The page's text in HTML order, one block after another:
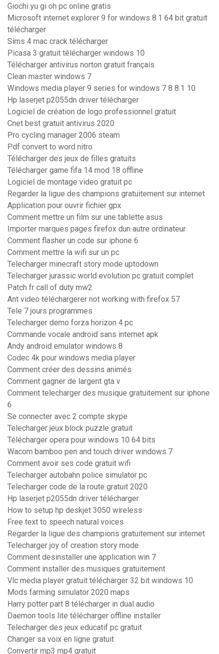
Giochi yu gi oh pc online gratis
Microsoft internet explorer 9 for windows 8.1 64 bit gratuit
télécharger
Sims 4 mac crack télécharger
Picasa 3 gratuit télécharger windows 10
Télécharger antivirus norton gratuit français
Clean master windows 7
Windows media player 9 series for windows 7 8 8.1 10
Hp laserjet p2055dn driver télécharger
Logiciel de création de logo professionnel gratuit
Cnet best gratuit antivirus 2020
Pro cycling manager 2006 steam
Pdf convert to word nitro
Télécharger des jeux de filles gratuits
Télécharger game fifa 14 mod 18 offline
Logiciel de montage video gratuit pc
Regarder la ligue des champions gratuitement sur internet
Application pour ouvrir fichier gpx
Comment mettre un film sur une tablette asus
Importer marques pages firefox dun autre ordinateur
Comment flasher un code sur iphone 6
Comment mettre la wifi sur un pc
Telecharger minecraft story mode uptodown
Telecharger jurassic world evolution pc gratuit complet
Patch fr call of duty mw2
Ant video téléchargerer not working with firefox 57
Tele 7 jours programmes
Telecharger demo forza horizon 4 pc
Commande vocale android sans internet apk
Andy android emulator windows 8
Codec 4k pour windows media player
Comment créer des dessins animés
Comment gagner de largent gta v
Comment telecharger des musique gratuitement sur iphone
6
Se connecter avec 2 compte skype
Telecharger jeux block puzzle gratuit
Télécharger opera pour windows 10 64 bits
Wacom bamboo pen and touch driver windows 7
Comment avoir ses code gratuit wifi
Telecharger autobahn police simulator pc
Telecharger code de la route gratuit 2020
Hp laserjet p2055dn driver télécharger
How to setup hp deskjet 3050 wireless
Free text to speech natural voices
Regarder la ligue des champions gratuitement sur internet
Telecharger joy of creation story mode
Comment desinstaller une application win 7
Comment installer des musiques gratuitement
Vlc media player gratuit télécharger 32 bit windows 10
Mods farming simulator 2020 maps
Harry potter part 8 télécharger in dual audio
Daemon tools lite télécharger offline installer
Telecharger des jeux educatif pc gratuit
Changer sa voix en ligne gratuit
Convertir mp3 mp4 gratuit